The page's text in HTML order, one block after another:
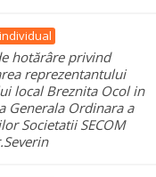
hotărâre privind
reprezentantului
local Breznita Ocol in
Generala Ordinara a
Societatii SECOM